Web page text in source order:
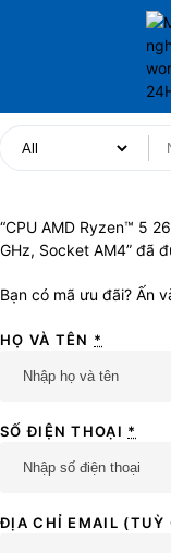
“CPU AMD Ryzen™ 5
GHz, Socket AM4” đã
Bạn có mã ưu đãi? Ấn
HỌ VÀ TÊN *
SỐ ĐIỆN THOẠI *
ĐỊA CHỈ EMAIL (TUỲ